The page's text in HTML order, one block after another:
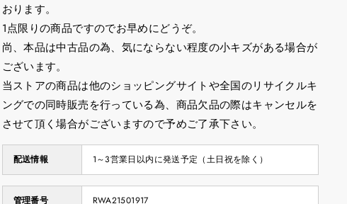
おります。
1点限りの商品ですのでお早めにどうぞ。
尚、本品は中古品の為、気にならない程度の小キズがある場合が
ございます。
当ストアの商品は他のショッピングサイトや全国のリサイクルキ
ングでの同時販売を行っている為、商品欠品の際はキャンセルを
させて頂く場合がございますので予めご了承下さい。
配送情報 1～3営業日以内に発送予定（土日祝を除く）
管理番号 RWA21501917